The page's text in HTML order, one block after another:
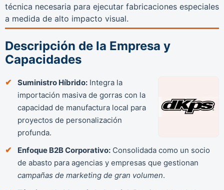
técnica necesaria para ejecutar fabricaciones especiales
a medida de alto impacto visual.
Descripción de la Empresa y
Capacidades
Suministro Híbrido: Integra la
importación masiva de gorras con la
capacidad de manufactura local para
proyectos de personalización
profunda.
Enfoque B2B Corporativo: Consolidada como un socio
de abasto para agencias y empresas que gestionan
campañas de marketing de gran volumen.